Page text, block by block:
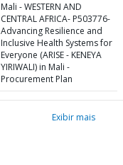
Mali - WESTERN AND
CENTRAL AFRICA- P503776-
Advancing Resilience and
Inclusive Health Systems for
Everyone (ARISE - KENEYA
YIRIWALI) in Mali -
Procurement Plan
Exibir mais